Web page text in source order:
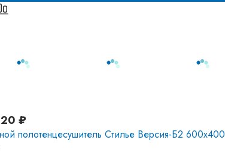
₽
полотенцесушитель Стилье Версия-Б2 600х400